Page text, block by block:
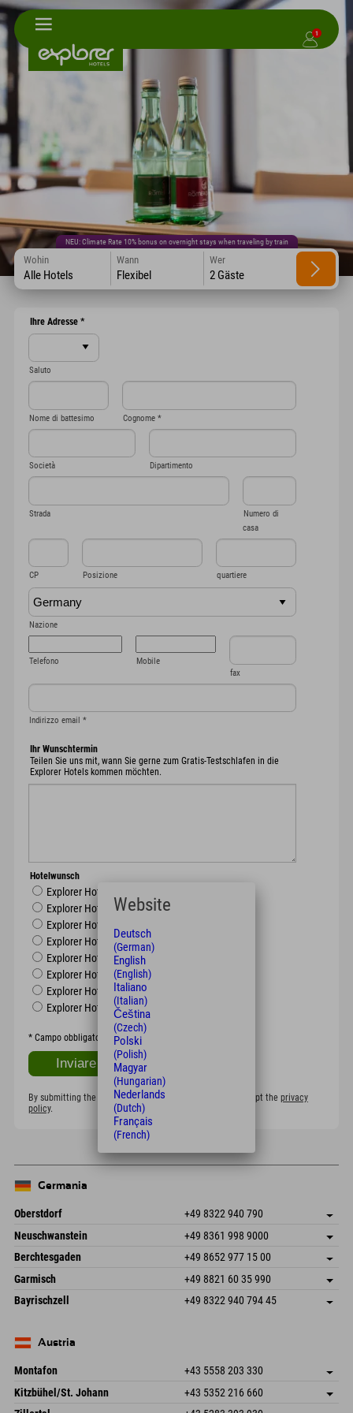
1
NEU: Climate Rate 10% bonus on overnight stays when traveling by train
Wohin
Alle Hotels
Wann
Flexibel
Wer
2 Gäste
Ihre Adresse *
Saluto
Nome di battesimo Cognome *
Società Dipartimento
Strada
Numero di
casa
CP Posizione quartiere
Nazione
Telefono
Mobile
fax
Indirizzo email *
Ihr Wunschtermin
Teilen Sie uns mit, wann Sie gerne zum Gratis-Testschlafen in die
Explorer Hotels kommen möchten.
Hotelwunsch
Explorer Hotel Oberstdorf
Explorer Hotel Neuschwanstein
Explorer Hotel Berchtesgaden
Explorer Hotel Montafon
Explorer Hotel Kitzbühel
Explorer Hotel Zillertal
Explorer Hotel Hinterstoder
Explorer Hotel Ötztal
* Campo obbligatorio
By submitting the form, I confirm that I have read and accept the privacy
policy.
Germania
Oberstdorf +49 8322 940 790
An der Breitach 3
87538 Fischen I. Allgäu
Germania
Salva indirizzo
Informazioni sull'arrivo
Prenotazione
Neuschwanstein +49 8361 998 9000
An der Riese 45
87484 Nesselwang im Allgäu
Germania
Salva indirizzo
Prenotazione
Berchtesgaden +49 8652 977 15 00
Hofreitstr. 7
83471 Schönau am Königssee
Germania
Salva indirizzo
Informazioni sull'arrivo
Prenotazione
Garmisch +49 8821 60 35 990
Frickenstraße 22
82490 Farchant
Salva indirizzo
Bayrischzell +49 8322 940 794 45
Germania
Austria
Montafon +43 5558 203 330
Dorfstr. 127b
6793 Gaschurn/Montafon
Salva indirizzo
Informazioni sull'arrivo
Kitzbühel/St. Johann +43 5352 216 660
Speckbacherstraße 87
Salva indirizzo
Website
Deutsch
(German)
English
(English)
Italiano
(Italian)
Čeština
(Czech)
Polski
(Polish)
Magyar
(Hungarian)
Nederlands
(Dutch)
Français
(French)